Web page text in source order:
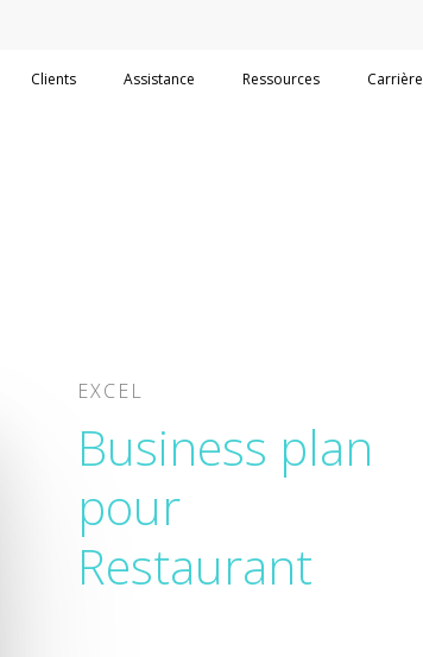
Clients Assistance Ressources Carrière
EXCEL
Business plan
pour
Restaurant